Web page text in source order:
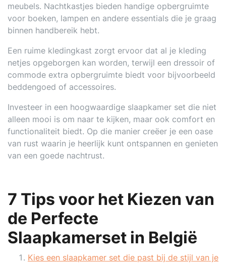
meubels. Nachtkastjes bieden handige opbergruimte
voor boeken, lampen en andere essentials die je graag
binnen handbereik hebt.
Een ruime kledingkast zorgt ervoor dat al je kleding
netjes opgeborgen kan worden, terwijl een dressoir of
commode extra opbergruimte biedt voor bijvoorbeeld
beddengoed of accessoires.
Investeer in een hoogwaardige slaapkamer set die niet
alleen mooi is om naar te kijken, maar ook comfort en
functionaliteit biedt. Op die manier creëer je een oase
van rust waarin je heerlijk kunt ontspannen en genieten
van een goede nachtrust.
7 Tips voor het Kiezen van
de Perfecte
Slaapkamerset in België
Kies een slaapkamer set die past bij de stijl van je